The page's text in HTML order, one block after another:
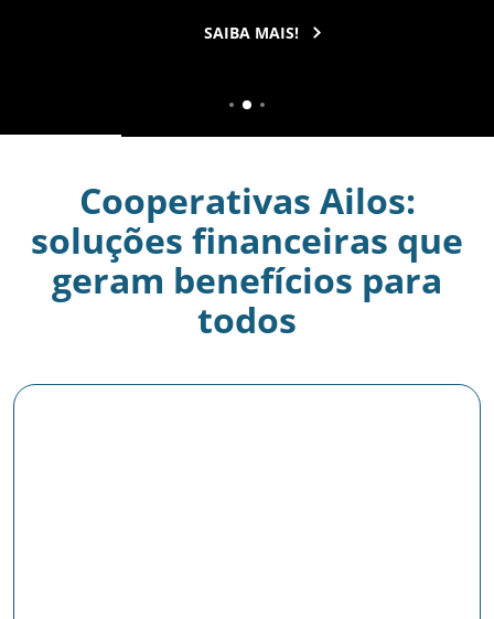
SAIBA MAIS!
Cooperativas Ailos:
soluções financeiras que
geram benefícios para
todos